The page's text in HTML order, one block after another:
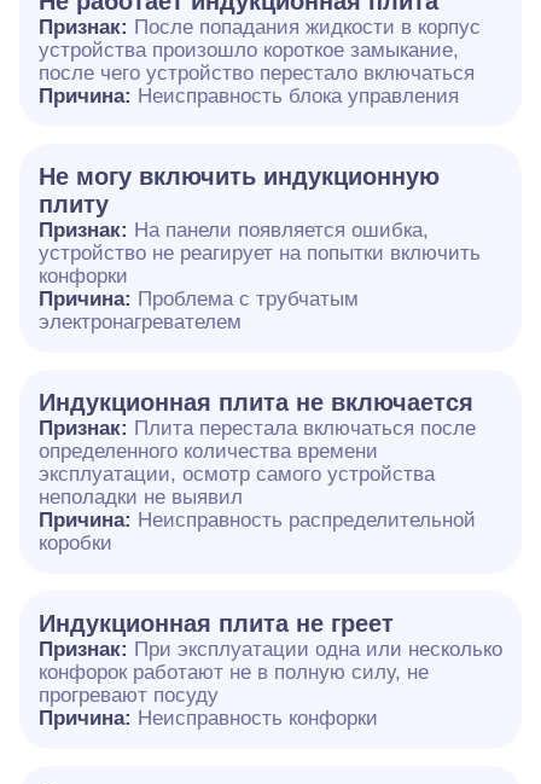
Признак: После попадания жидкости в корпус
устройства произошло короткое замыкание,
после чего устройство перестало включаться
Причина: Неисправность блока управления
Не могу включить индукционную
плиту
Признак: На панели появляется ошибка,
устройство не реагирует на попытки включить
конфорки
Причина: Проблема с трубчатым
электронагревателем
Индукционная плита не включается
Признак: Плита перестала включаться после
определенного количества времени
эксплуатации, осмотр самого устройства
неполадки не выявил
Причина: Неисправность распределительной
коробки
Индукционная плита не греет
Признак: При эксплуатации одна или несколько
конфорок работают не в полную силу, не
прогревают посуду
Причина: Неисправность конфорки